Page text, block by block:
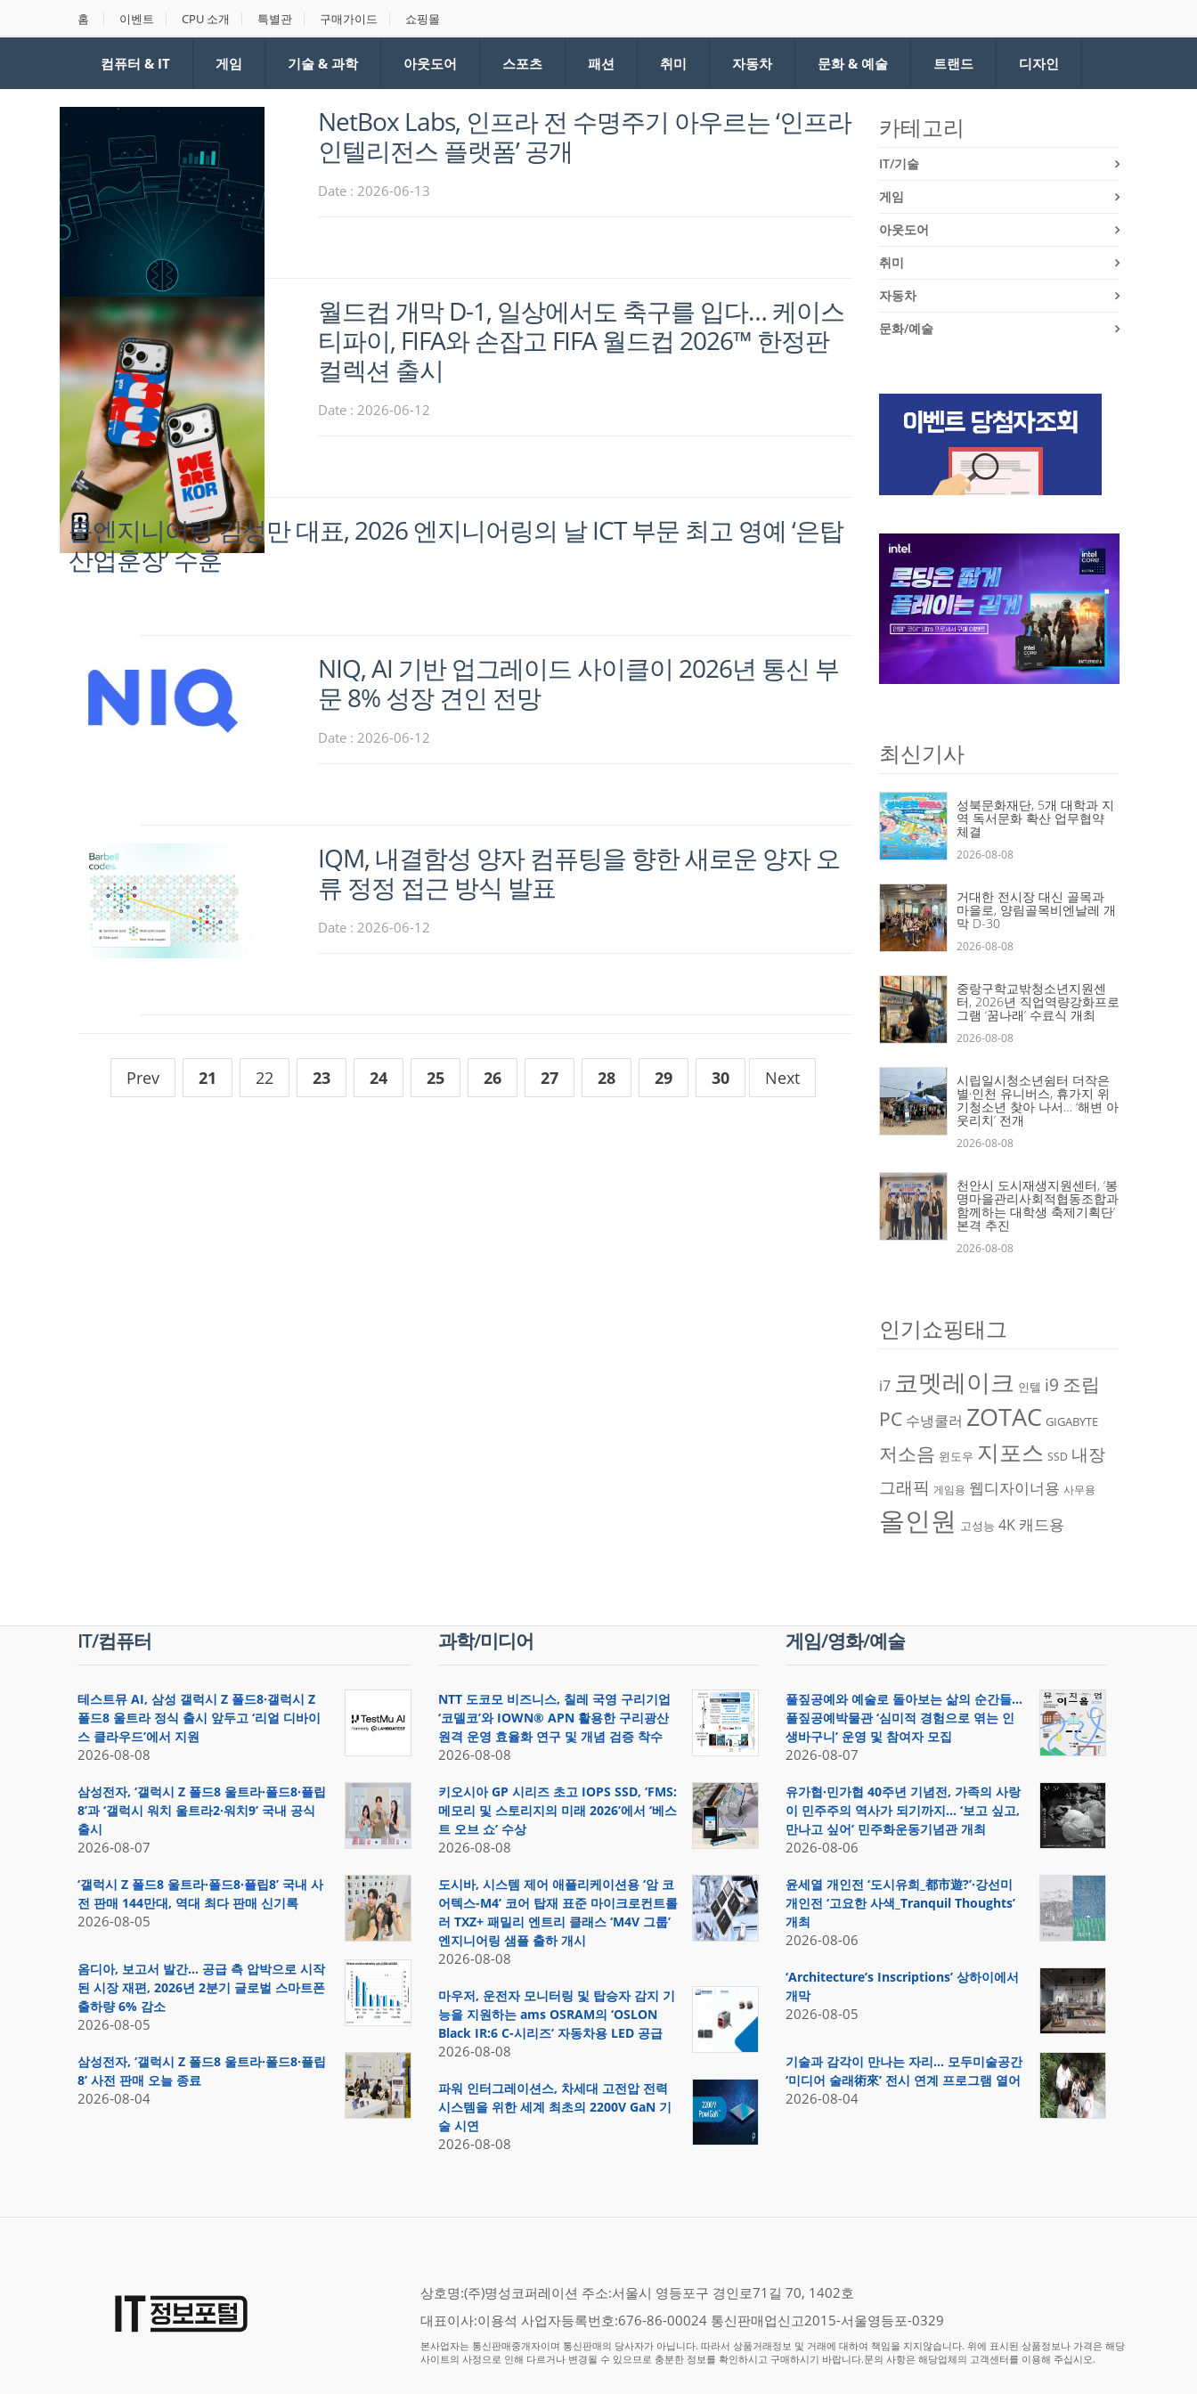
홈 이벤트 CPU 소개 특별관 구매가이드 쇼핑몰
컴퓨터 & IT 게임 기술 & 과학 아웃도어 스포츠 패션 취미 자동차 문화 & 예술 트랜드 디자인
NetBox Labs, 인프라 전 수명주기 아우르는 ‘인프라
인텔리전스 플랫폼’ 공개
Date : 2026-06-13
월드컵 개막 D-1, 일상에서도 축구를 입다… 케이스
티파이, FIFA와 손잡고 FIFA 월드컵 2026™ 한정판
컬렉션 출시
Date : 2026-06-12
문엔지니어링 김성만 대표, 2026 엔지니어링의 날 ICT 부문 최고 영예 ‘은탑
산업훈장’ 수훈
NIQ, AI 기반 업그레이드 사이클이 2026년 통신 부
문 8% 성장 견인 전망
Date : 2026-06-12
IQM, 내결함성 양자 컴퓨팅을 향한 새로운 양자 오
류 정정 접근 방식 발표
Date : 2026-06-12
Prev 21 22 23 24 25 26 27 28 29 30 Next
카테고리
IT/기술
게임
아웃도어
취미
자동차
문화/예술
최신기사
성북문화재단, 5개 대학과 지
역 독서문화 확산 업무협약
체결
2026-08-08
거대한 전시장 대신 골목과
마을로, 양림골목비엔날레 개
막 D-30
2026-08-08
중랑구학교밖청소년지원센
터, 2026년 직업역량강화프로
그램 ‘꿈나래’ 수료식 개최
2026-08-08
시립일시청소년쉼터 더작은
별·인천 유니버스, 휴가지 위
기청소년 찾아 나서… ‘해변 아
웃리치’ 전개
2026-08-08
천안시 도시재생지원센터, ‘봉
명마을관리사회적협동조합과
함께하는 대학생 축제기획단’
본격 추진
2026-08-08
인기쇼핑태그
i7 코멧레이크 인텔 i9 조립
PC 수냉쿨러 ZOTAC GIGABYTE
저소음 윈도우 지포스 SSD 내장
그래픽 게임용 웹디자이너용 사무용
올인원 고성능 4K 캐드용
IT/컴퓨터
테스트뮤 AI, 삼성 갤럭시 Z 폴드8·갤럭시 Z
폴드8 울트라 정식 출시 앞두고 ‘리얼 디바이
스 클라우드’에서 지원
2026-08-08
삼성전자, ‘갤럭시 Z 폴드8 울트라·폴드8·플립
8’과 ‘갤럭시 워치 울트라2·워치9’ 국내 공식
출시
2026-08-07
‘갤럭시 Z 폴드8 울트라·폴드8·플립8’ 국내 사
전 판매 144만대, 역대 최다 판매 신기록
2026-08-05
옴디아, 보고서 발간… 공급 측 압박으로 시작
된 시장 재편, 2026년 2분기 글로벌 스마트폰
출하량 6% 감소
2026-08-05
삼성전자, ‘갤럭시 Z 폴드8 울트라·폴드8·플립
8’ 사전 판매 오늘 종료
2026-08-04
과학/미디어
NTT 도코모 비즈니스, 칠레 국영 구리기업
‘코델코’와 IOWN® APN 활용한 구리광산
원격 운영 효율화 연구 및 개념 검증 착수
2026-08-08
키오시아 GP 시리즈 초고 IOPS SSD, ‘FMS:
메모리 및 스토리지의 미래 2026’에서 ‘베스
트 오브 쇼’ 수상
2026-08-08
도시바, 시스템 제어 애플리케이션용 ‘암 코
어텍스-M4’ 코어 탑재 표준 마이크로컨트롤
러 TXZ+ 패밀리 엔트리 클래스 ‘M4V 그룹’
엔지니어링 샘플 출하 개시
2026-08-08
마우저, 운전자 모니터링 및 탑승자 감지 기
능을 지원하는 ams OSRAM의 ‘OSLON
Black IR:6 C-시리즈’ 자동차용 LED 공급
2026-08-08
파워 인터그레이션스, 차세대 고전압 전력
시스템을 위한 세계 최초의 2200V GaN 기
술 시연
2026-08-08
게임/영화/예술
풀짚공예와 예술로 돌아보는 삶의 순간들…
풀짚공예박물관 ‘심미적 경험으로 엮는 인
생바구니’ 운영 및 참여자 모집
2026-08-07
유가협·민가협 40주년 기념전, 가족의 사랑
이 민주주의 역사가 되기까지… ‘보고 싶고,
만나고 싶어’ 민주화운동기념관 개최
2026-08-06
윤세열 개인전 ‘도시유희_都市遊?’·강선미
개인전 ‘고요한 사색_Tranquil Thoughts’
개최
2026-08-06
‘Architecture’s Inscriptions’ 상하이에서
개막
2026-08-05
기술과 감각이 만나는 자리… 모두미술공간
‘미디어 술래術來’ 전시 연계 프로그램 열어
2026-08-04
상호명:(주)명성코퍼레이션 주소:서울시 영등포구 경인로71길 70, 1402호
대표이사:이용석 사업자등록번호:676-86-00024 통신판매업신고2015-서울영등포-0329
본사업자는 통신판매중개자이며 통신판매의 당사자가 아닙니다. 따라서 상품거래정보 및 거래에 대하여 책임을 지지않습니다. 위에 표시된 상품정보나 가격은 해당
사이트의 사정으로 인해 다르거나 변경될 수 있으므로 충분한 정보를 확인하시고 구매하시기 바랍니다.문의 사항은 해당업체의 고객센터를 이용해 주십시오.